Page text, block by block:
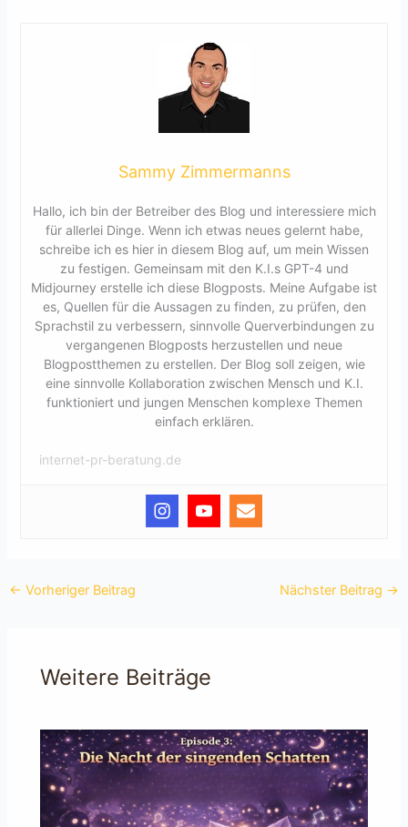
Sammy Zimmermanns
Hallo, ich bin der Betreiber des Blog und interessiere mich
für allerlei Dinge. Wenn ich etwas neues gelernt habe,
schreibe ich es hier in diesem Blog auf, um mein Wissen
zu festigen. Gemeinsam mit den K.I.s GPT-4 und
Midjourney erstelle ich diese Blogposts. Meine Aufgabe ist
es, Quellen für die Aussagen zu finden, zu prüfen, den
Sprachstil zu verbessern, sinnvolle Querverbindungen zu
vergangenen Blogposts herzustellen und neue
Blogpostthemen zu erstellen. Der Blog soll zeigen, wie
eine sinnvolle Kollaboration zwischen Mensch und K.I.
funktioniert und jungen Menschen komplexe Themen
einfach erklären.
internet-pr-beratung.de
← Vorheriger Beitrag Nächster Beitrag →
Weitere Beiträge